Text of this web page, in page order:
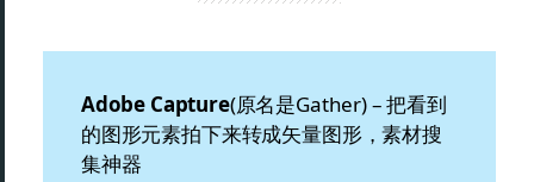
Adobe Capture(原名是Gather) – 把看到
的图形元素拍下来转成矢量图形，素材搜
集神器